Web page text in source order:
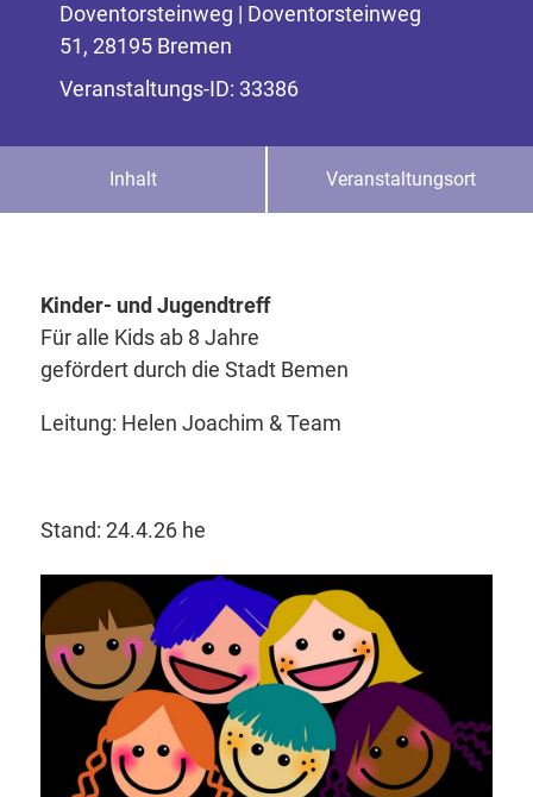
Doventorsteinweg | Doventorsteinweg
51, 28195 Bremen
Veranstaltungs-ID: 33386
Inhalt Veranstaltungsort
Kinder- und Jugendtreff
Für alle Kids ab 8 Jahre
gefördert durch die Stadt Bemen
Leitung: Helen Joachim & Team
Stand: 24.4.26 he